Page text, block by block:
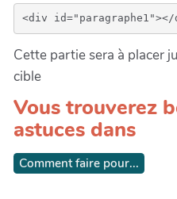
Cette partie sera à placer
cible
Vous trouverez
astuces dans
Comment faire pour...